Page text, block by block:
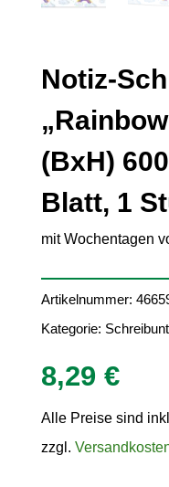
Notiz-
(BxH)
Blatt, 1
mit Wochentagen
Artikelnummer:
Kategorie:
8,29 €
Alle Preise sind
zzgl.